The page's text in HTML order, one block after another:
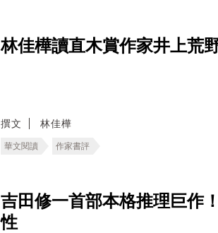
林佳樺讀直木賞作家井上荒
撰文 林佳樺
華文閱讀 作家書評
吉田修一首部本格推理巨作
性